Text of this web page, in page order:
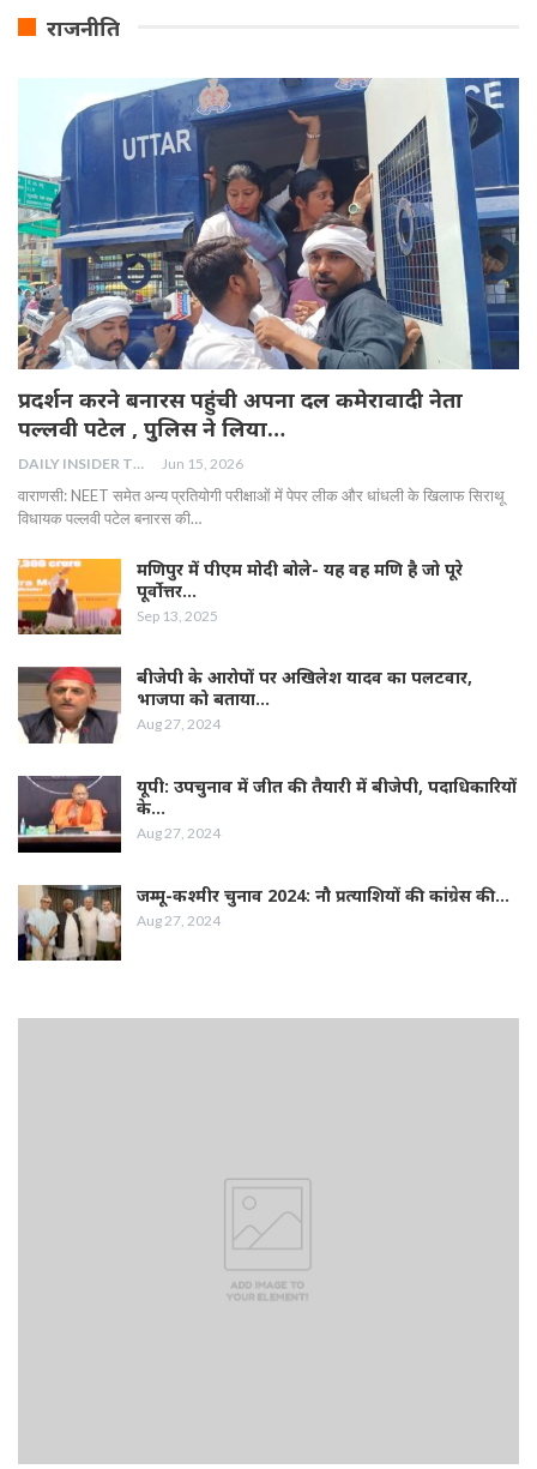
राजनीति
प्रदर्शन करने बनारस पहुंची अपना दल कमेरावादी नेता
पल्लवी पटेल , पुलिस ने लिया…
DAILY INSIDER TEAM Jun 15, 2026
वाराणसी: NEET समेत अन्य प्रतियोगी परीक्षाओं में पेपर लीक और धांधली के खिलाफ सिराथू
विधायक पल्लवी पटेल बनारस की…
मणिपुर में पीएम मोदी बोले- यह वह मणि है जो पूरे
पूर्वोत्तर…
Sep 13, 2025
बीजेपी के आरोपों पर अखिलेश यादव का पलटवार,
भाजपा को बताया…
Aug 27, 2024
यूपी: उपचुनाव में जीत की तैयारी में बीजेपी, पदाधिकारियों
के…
Aug 27, 2024
जम्‍मू-कश्‍मीर चुनाव 2024: नौ प्रत्‍याशियों की कांग्रेस की…
Aug 27, 2024